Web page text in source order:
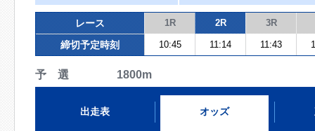
レース 1R 2R 3R
締切予定時刻 10:45 11:14 11:43
予 選 1800m
出走表 オッズ